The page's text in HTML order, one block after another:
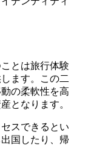
とは旅行体験
ます。この二
の柔軟性を高
となります。
スできるとい
国したり、帰